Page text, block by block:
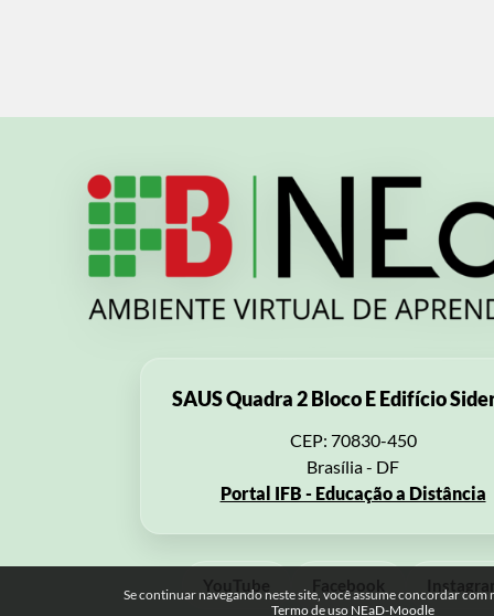
Se continuar navegando neste site, você assume concordar com
Termo de uso NEaD-Moodle
SAUS Quadra 2 Bloco E Edifício
CEP: 70830-450
Brasília - DF
Portal IFB - Educação a Distância
YouTube